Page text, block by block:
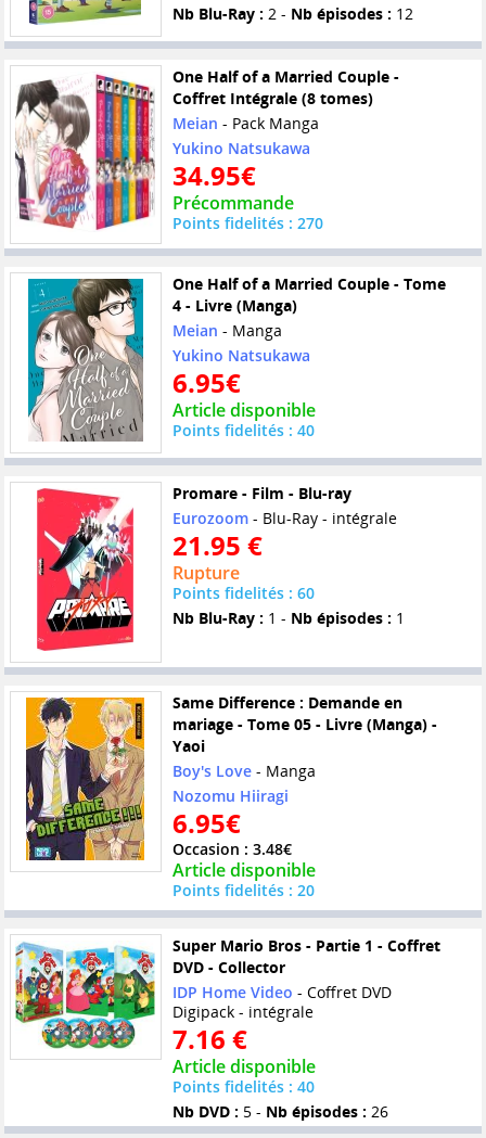
Nb Blu-Ray : 2 - Nb épisodes : 12
One Half of a Married Couple -
Coffret Intégrale (8 tomes)
Meian - Pack Manga
Yukino Natsukawa
34.95€
Précommande
Points fidelités : 270
One Half of a Married Couple - Tome
4 - Livre (Manga)
Meian - Manga
Yukino Natsukawa
6.95€
Article disponible
Points fidelités : 40
Promare - Film - Blu-ray
Eurozoom- Blu-Ray - intégrale
21.95 €
Rupture
Points fidelités : 60
Nb Blu-Ray : 1 - Nb épisodes : 1
Same Difference : Demande en
mariage - Tome 05 - Livre (Manga) -
Yaoi
Boy's Love- Manga
Nozomu Hiiragi
6.95€
Occasion : 3.48€
Article disponible
Points fidelités : 20
Super Mario Bros - Partie 1 - Coffret
DVD - Collector
IDP Home Video - Coffret DVD
Digipack - intégrale
7.16 €
Article disponible
Points fidelités : 40
Nb DVD : 5 - Nb épisodes : 26